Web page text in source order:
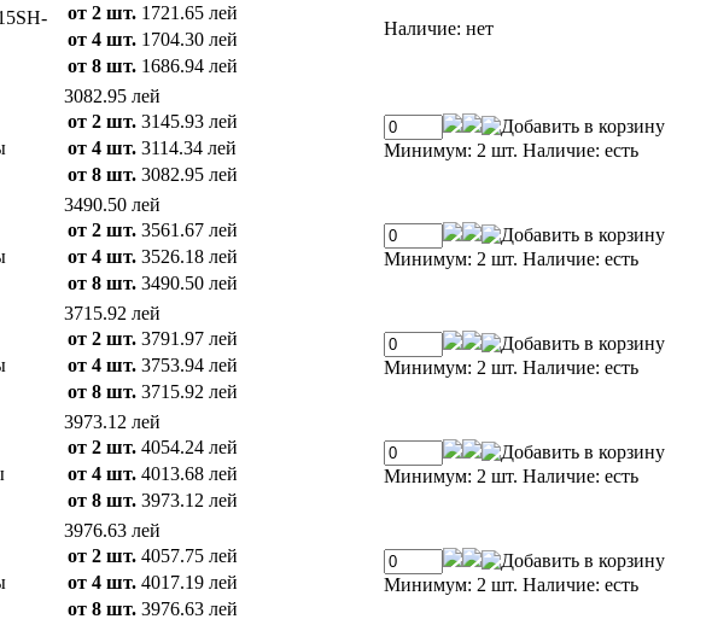
от 2 шт. 1721.65 лей
от 4 шт. 1704.30 лей
от 8 шт. 1686.94 лей
Наличие: нет
3082.95 лей
от 2 шт. 3145.93 лей
от 4 шт. 3114.34 лей
от 8 шт. 3082.95 лей
Минимум: 2 шт. Наличие: есть
3490.50 лей
от 2 шт. 3561.67 лей
от 4 шт. 3526.18 лей
от 8 шт. 3490.50 лей
Минимум: 2 шт. Наличие: есть
3715.92 лей
от 2 шт. 3791.97 лей
от 4 шт. 3753.94 лей
от 8 шт. 3715.92 лей
Минимум: 2 шт. Наличие: есть
3973.12 лей
от 2 шт. 4054.24 лей
от 4 шт. 4013.68 лей
от 8 шт. 3973.12 лей
Минимум: 2 шт. Наличие: есть
3976.63 лей
от 2 шт. 4057.75 лей
от 4 шт. 4017.19 лей
от 8 шт. 3976.63 лей
Минимум: 2 шт. Наличие: есть